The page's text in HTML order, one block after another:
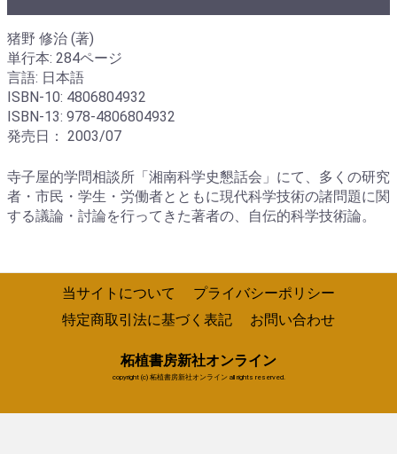
猪野 修治 (著)
単行本: 284ページ
言語: 日本語
ISBN-10: 4806804932
ISBN-13: 978-4806804932
発売日： 2003/07
寺子屋的学問相談所「湘南科学史懇話会」にて、多くの研究
者・市民・学生・労働者とともに現代科学技術の諸問題に関
する議論・討論を行ってきた著者の、自伝的科学技術論。
当サイトについて
プライバシーポリシー
特定商取引法に基づく表記
お問い合わせ
柘植書房新社オンライン
copyright (c) 柘植書房新社オンライン all rights reserved.